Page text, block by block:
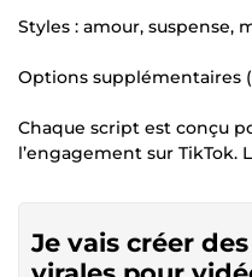
Styles : amour, suspense,
Options supplémentaires
Chaque script est conçu
l’engagement sur TikTok.
Je vais créer